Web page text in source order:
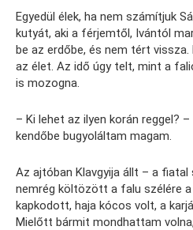
Egyedül élek, ha nem számítjuk
kutyát, aki a férjemtől, Ivántól
be az erdőbe, és nem tért
az élet. Az idő úgy telt, mint a
is mozogna.
– Ki lehet az ilyen korán reggel?
kendőbe bugyoláltam magam.
Az ajtóban Klavgyija állt – a fiatal
nemrég költözött a falu szélére
kapkodott, haja kócos volt, a
Mielőtt bármit mondhattam